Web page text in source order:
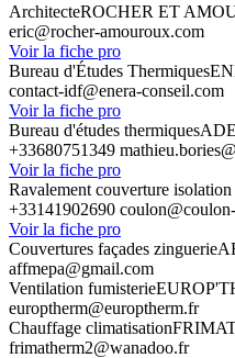
ArchitecteROCHER ET
eric@rocher-amouroux.com
Voir la fiche pro
Bureau d'Études Thermiques
contact-idf@enera-conseil.com
Voir la fiche pro
Bureau d'études thermiques
+33680751349
Voir la fiche pro
Ravalement couverture
+33141902690
Voir la fiche pro
Couvertures façades zinguerie
affmepa@gmail.com
Ventilation fumisterie
europtherm@europtherm.fr
Chauffage climatisation
frimatherm2@wanadoo.fr